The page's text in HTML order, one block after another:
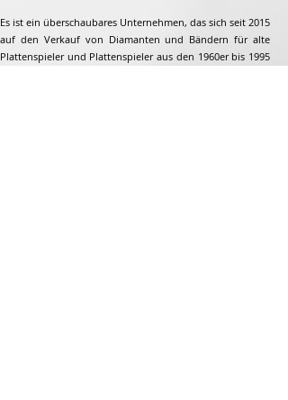
Es ist ein überschaubares Unternehmen, das sich seit 2015
auf den Verkauf von Diamanten und Bändern für alte
Plattenspieler und Plattenspieler aus den 1960er bis 1995